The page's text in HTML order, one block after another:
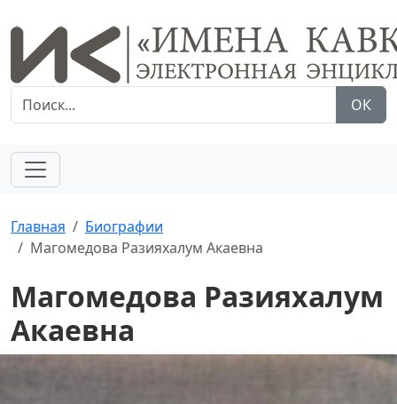
ОК
Главная
Биографии
Магомедова Разияхалум Акаевна
Магомедова Разияхалум
Акаевна